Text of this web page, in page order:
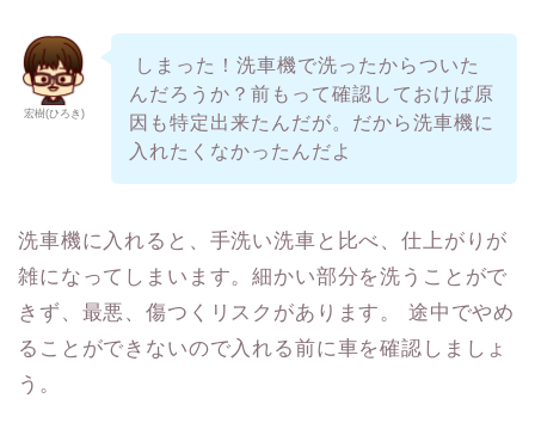
宏樹(ひろき)
しまった！洗車機で洗ったからついた
んだろうか？前もって確認しておけば原
因も特定出来たんだが。だから洗車機に
入れたくなかったんだよ
洗車機に入れると、手洗い洗車と比べ、仕上がりが
雑になってしまいます。細かい部分を洗うことがで
きず、最悪、傷つくリスクがあります。 途中でやめ
ることができないので入れる前に車を確認しましょ
う。